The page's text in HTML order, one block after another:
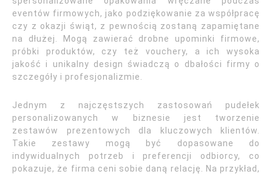
eventów firmowych, jako podziękowanie za współpracę
czy z okazji świąt, z pewnością zostaną zapamiętane
na dłużej. Mogą zawierać drobne upominki firmowe,
próbki produktów, czy też vouchery, a ich wysoka
jakość i unikalny design świadczą o dbałości firmy o
szczegóły i profesjonalizmie.
Jednym z najczęstszych zastosowań pudełek
personalizowanych w biznesie jest tworzenie
zestawów prezentowych dla kluczowych klientów.
Takie zestawy mogą być dopasowane do
indywidualnych potrzeb i preferencji odbiorcy, co
pokazuje, że firma ceni sobie daną relację. Na przykład,